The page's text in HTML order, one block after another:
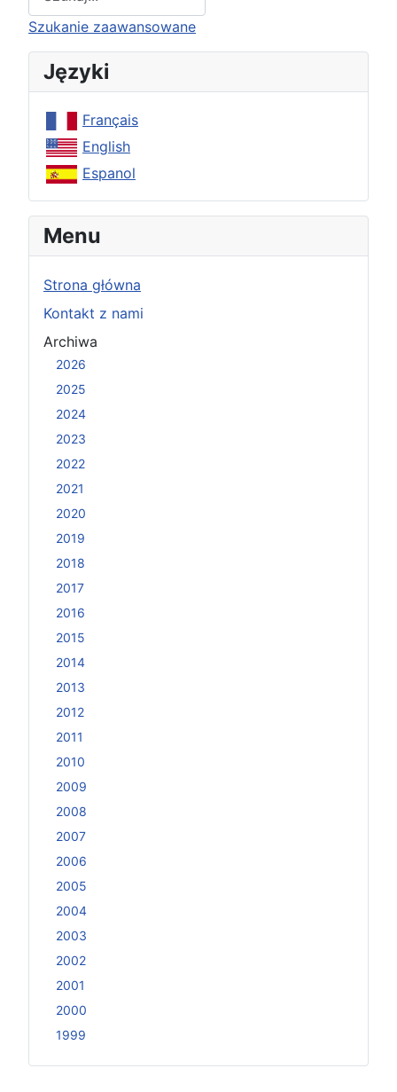
Type 2 or more characters for results.
Szukanie zaawansowane
Języki
Français
English
Espanol
Menu
Strona główna
Kontakt z nami
Archiwa
2026
2025
2024
2023
2022
2021
2020
2019
2018
2017
2016
2015
2014
2013
2012
2011
2010
2009
2008
2007
2006
2005
2004
2003
2002
2001
2000
1999